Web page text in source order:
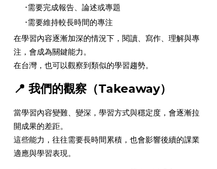
需要完成報告、論述或專題
需要維持較長時間的專注
在學習內容逐漸加深的情況下，閱讀、寫作、理解與專
注，會成為關鍵能力。
在台灣，也可以觀察到類似的學習趨勢。
​📍 我們的觀察（Takeaway）
當學習內容變難、變深，學習方式與穩定度，會逐漸拉
開成果的差距。
這些能力，往往需要長時間累積，也會影響後續的課業
適應與學習表現。